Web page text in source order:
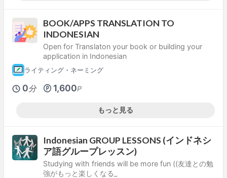
BOOK/APPS TRANSLATION TO
INDONESIAN
Open for Translaton your book or building your
application in Indonesian
ライティング・ネーミング
0分 1,600P
もっと見る
Indonesian GROUP LESSONS (インドネシ
ア語グループレッスン)
Studying with friends will be more fun ((友達との勉
強がもっと楽しくなる_